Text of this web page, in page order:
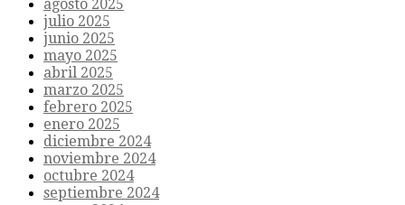
agosto 2025
julio 2025
junio 2025
mayo 2025
abril 2025
marzo 2025
febrero 2025
enero 2025
diciembre 2024
noviembre 2024
octubre 2024
septiembre 2024